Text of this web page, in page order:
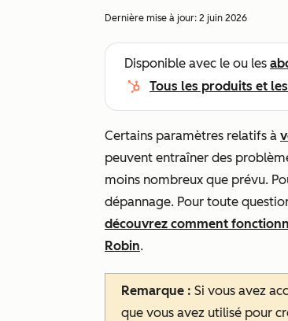
Dernière mise à jour: 2 juin 2026
Disponible avec le ou les
Tous les produits et
Certains paramètres relatifs à
peuvent entraîner des
moins nombreux que prévu.
dépannage. Pour toute
découvrez comment
Robin.
Remarque : Si vous avez
que vous avez utilisé pour